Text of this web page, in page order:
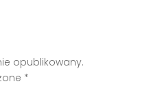
opublikowany.
*